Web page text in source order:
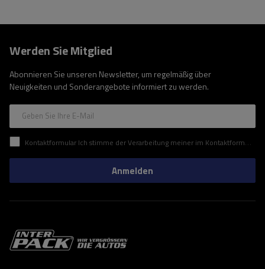
Werden Sie Mitglied
Abonnieren Sie unseren Newsletter, um regelmäßig über
Neuigkeiten und Sonderangebote informiert zu werden.
Geben Sie Ihre E-Mail
Kontaktformular Ich stimme der Verarbeitung meiner im Kontaktformular enthaltenen personenbezogenen Daten gemäß der Verordnung (EU) des Europäischen Parlaments und des Rates zu.
Anmelden